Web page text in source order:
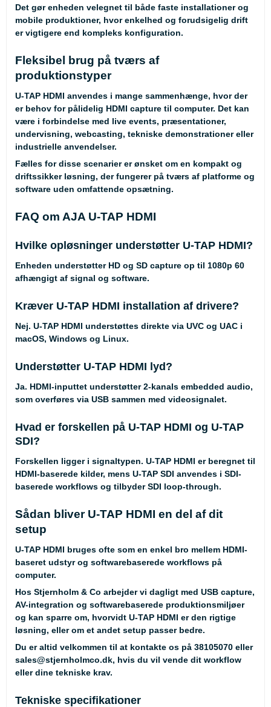
Det gør enheden velegnet til både faste installationer og
mobile produktioner, hvor enkelhed og forudsigelig drift
er vigtigere end kompleks konfiguration.
Fleksibel brug på tværs af
produktionstyper
U-TAP HDMI anvendes i mange sammenhænge, hvor der
er behov for pålidelig HDMI capture til computer. Det kan
være i forbindelse med live events, præsentationer,
undervisning, webcasting, tekniske demonstrationer eller
industrielle anvendelser.
Fælles for disse scenarier er ønsket om en kompakt og
driftssikker løsning, der fungerer på tværs af platforme og
software uden omfattende opsætning.
FAQ om AJA U-TAP HDMI
Hvilke opløsninger understøtter U-TAP HDMI?
Enheden understøtter HD og SD capture op til 1080p 60
afhængigt af signal og software.
Kræver U-TAP HDMI installation af drivere?
Nej. U-TAP HDMI understøttes direkte via UVC og UAC i
macOS, Windows og Linux.
Understøtter U-TAP HDMI lyd?
Ja. HDMI-inputtet understøtter 2-kanals embedded audio,
som overføres via USB sammen med videosignalet.
Hvad er forskellen på U-TAP HDMI og U-TAP
SDI?
Forskellen ligger i signaltypen. U-TAP HDMI er beregnet til
HDMI-baserede kilder, mens U-TAP SDI anvendes i SDI-
baserede workflows og tilbyder SDI loop-through.
Sådan bliver U-TAP HDMI en del af dit
setup
U-TAP HDMI bruges ofte som en enkel bro mellem HDMI-
baseret udstyr og softwarebaserede workflows på
computer.
Hos Stjernholm & Co arbejder vi dagligt med USB capture,
AV-integration og softwarebaserede produktionsmiljøer
og kan sparre om, hvorvidt U-TAP HDMI er den rigtige
løsning, eller om et andet setup passer bedre.
Du er altid velkommen til at kontakte os på 38105070 eller
sales@stjernholmco.dk, hvis du vil vende dit workflow
eller dine tekniske krav.
Tekniske specifikationer